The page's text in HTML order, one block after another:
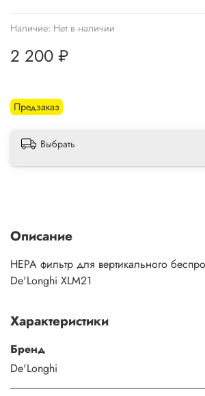
Наличие: Нет в наличии
Предзаказ
2 200 ₽
Выбрать
Описание
HEPA фильтр для вертикального
De'Longhi XLM21
Характеристики
Бренд
De'Longhi